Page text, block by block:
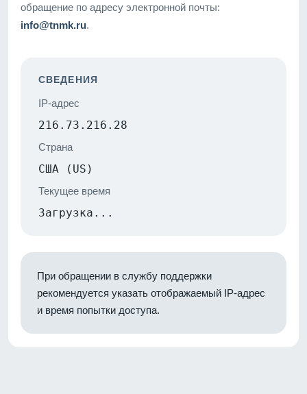
обращение по адресу электронной почты:
info@tnmk.ru.
СВЕДЕНИЯ
IP-адрес
216.73.216.28
Страна
США (US)
Текущее время
Загрузка...
При обращении в службу поддержки
рекомендуется указать отображаемый IP-адрес
и время попытки доступа.